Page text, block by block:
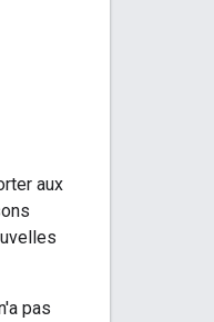
aux
pas